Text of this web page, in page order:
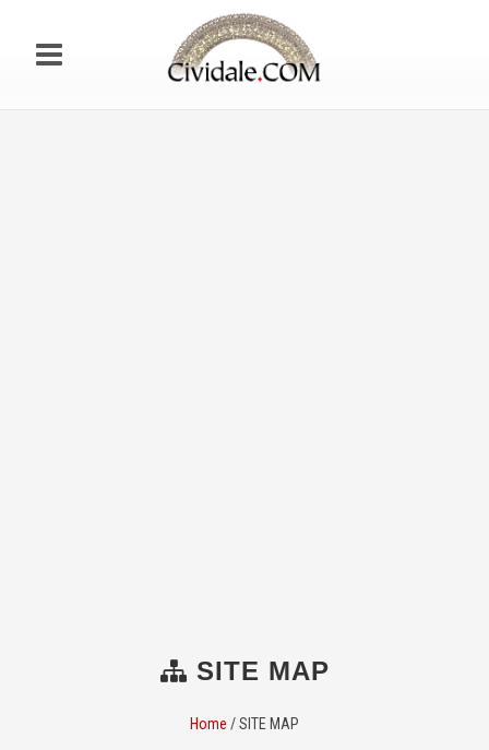
SITE MAP
Home /SITE MAP